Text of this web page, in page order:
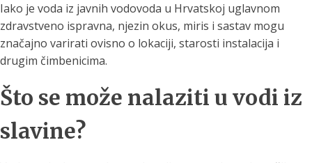
Iako je voda iz javnih vodovoda u Hrvatskoj uglavnom
zdravstveno ispravna, njezin okus, miris i sastav mogu
značajno varirati ovisno o lokaciji, starosti instalacija i
drugim čimbenicima.
Što se može nalaziti u vodi iz
slavine?